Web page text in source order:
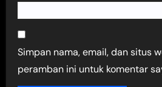
Simpan nama, email, dan situs
peramban ini untuk komentar